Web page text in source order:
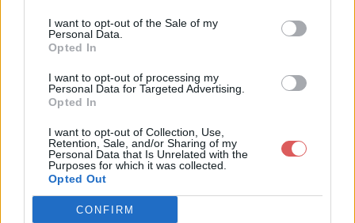
I want to opt-out of the Sale of my
Personal Data.
Opted In
I want to opt-out of processing my
Personal Data for Targeted Advertising.
Opted In
I want to opt-out of Collection, Use,
Retention, Sale, and/or Sharing of my
Personal Data that Is Unrelated with the
Purposes for which it was collected.
Opted Out
CONFIRM
Télécharger le fichier 7 MAI 2017
â€“ MESSAGE AU PEUPLE FRA
Nà‡AIS.pdf
Télécharger 7 MAI 2017 â€“ MESS
AGE AU PEUPLE FRANà‡AIS.pdf